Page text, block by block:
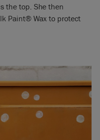
the top. She then
Paint® Wax to protect